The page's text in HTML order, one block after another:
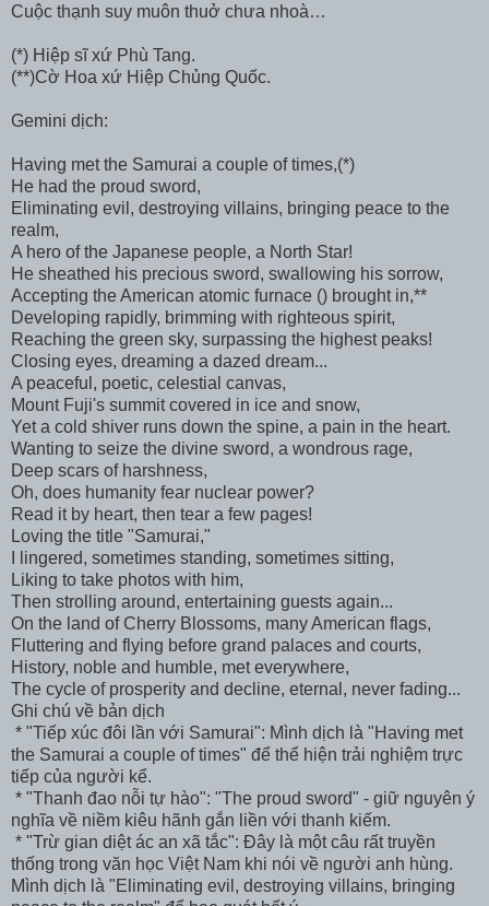
Cuộc thạnh suy muôn thuở chưa nhoà…
(*) Hiệp sĩ xứ Phù Tang.
(**)Cờ Hoa xứ Hiệp Chủng Quốc.
Gemini dịch:
Having met the Samurai a couple of times,(*)
He had the proud sword,
Eliminating evil, destroying villains, bringing peace to the
realm,
A hero of the Japanese people, a North Star!
He sheathed his precious sword, swallowing his sorrow,
Accepting the American atomic furnace () brought in,**
Developing rapidly, brimming with righteous spirit,
Reaching the green sky, surpassing the highest peaks!
Closing eyes, dreaming a dazed dream...
A peaceful, poetic, celestial canvas,
Mount Fuji's summit covered in ice and snow,
Yet a cold shiver runs down the spine, a pain in the heart.
Wanting to seize the divine sword, a wondrous rage,
Deep scars of harshness,
Oh, does humanity fear nuclear power?
Read it by heart, then tear a few pages!
Loving the title "Samurai,"
I lingered, sometimes standing, sometimes sitting,
Liking to take photos with him,
Then strolling around, entertaining guests again...
On the land of Cherry Blossoms, many American flags,
Fluttering and flying before grand palaces and courts,
History, noble and humble, met everywhere,
The cycle of prosperity and decline, eternal, never fading...
Ghi chú về bản dịch
* "Tiếp xúc đôi lần với Samurai": Mình dịch là "Having met
the Samurai a couple of times" để thể hiện trải nghiệm trực
tiếp của người kể.
* "Thanh đao nỗi tự hào": "The proud sword" - giữ nguyên ý
nghĩa về niềm kiêu hãnh gắn liền với thanh kiếm.
* "Trừ gian diệt ác an xã tắc": Đây là một câu rất truyền
thống trong văn học Việt Nam khi nói về người anh hùng.
Mình dịch là "Eliminating evil, destroying villains, bringing